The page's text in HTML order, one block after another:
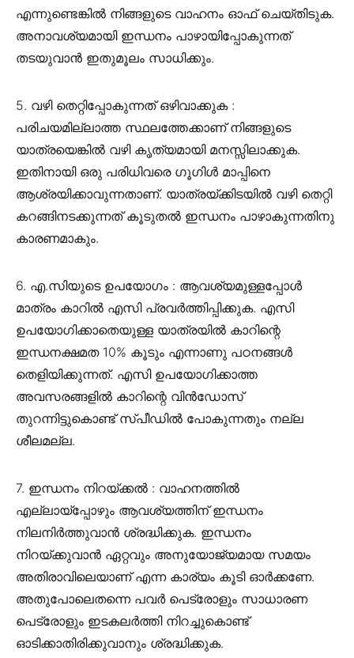
എന്നുണ്ടെങ്കിൽ നിങ്ങളുടെ വാഹനം ഓഫ് ചെയ്തിടുക.
അനാവശ്യമായി ഇന്ധനം പാഴായിപ്പോകുന്നത്
തടയുവാൻ ഇതുമൂലം സാധിക്കും.
5. വഴി തെറ്റിപ്പോകുന്നത് ഒഴിവാക്കുക :
പരിചയമില്ലാത്ത സ്ഥലത്തേക്കാണ് നിങ്ങളുടെ
യാത്രയെങ്കിൽ വഴി കൃത്യമായി മനസ്സിലാക്കുക.
ഇതിനായി ഒരു പരിധിവരെ ഗൂഗിൾ മാപ്പിനെ
ആശ്രയിക്കാവുന്നതാണ്. യാത്രയ്ക്കിടയിൽ വഴി തെറ്റി
കറങ്ങിനടക്കുന്നത് കൂടുതൽ ഇന്ധനം പാഴാകുന്നതിനു
കാരണമാകും.
6. എ.സിയുടെ ഉപയോഗം : ആവശ്യമുള്ളപ്പോൾ
മാത്രം കാറിൽ എസി പ്രവർത്തിപ്പിക്കുക. എസി
ഉപയോഗിക്കാതെയുള്ള യാത്രയിൽ കാറിന്റെ
ഇന്ധനക്ഷമത 10% കൂടും എന്നാണു പഠനങ്ങൾ
തെളിയിക്കുന്നത്. എസി ഉപയോഗിക്കാത്ത
അവസരങ്ങളിൽ കാറിന്റെ വിൻഡോസ്
തുറന്നിട്ടുകൊണ്ട് സ്പീഡിൽ പോകുന്നതും നല്ല
ശീലമല്ല.
7. ഇന്ധനം നിറയ്ക്കൽ : വാഹനത്തിൽ
എല്ലായ്പ്പോഴും ആവശ്യത്തിന് ഇന്ധനം
നിലനിർത്തുവാൻ ശ്രദ്ധിക്കുക. ഇന്ധനം
നിറയ്ക്കുവാൻ ഏറ്റവും അനുയോജ്യമായ സമയം
അതിരാവിലെയാണ് എന്ന കാര്യം കൂടി ഓർക്കണേ.
അതുപോലെതന്നെ പവർ പെട്രോളും സാധാരണ
പെട്രോളും ഇടകലർത്തി നിറച്ചുകൊണ്ട്
ഓടിക്കാതിരിക്കുവാനും ശ്രദ്ധിക്കുക.